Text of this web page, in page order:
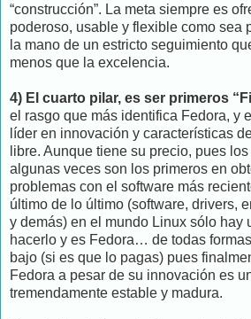
“construcción”. La meta siempre es
poderoso, usable y flexible como sea
la mano de un estricto seguimiento
menos que la excelencia.
4) El cuarto pilar, es ser primeros
el rasgo que más identifica Fedora, y
líder en innovación y características
libre. Aunque tiene su precio, pues
algunas veces son los primeros en
problemas con el software más
último de lo último (software, drivers,
y demás) en el mundo Linux sólo hay
hacerlo y es Fedora… de todas
bajo (si es que lo pagas) pues
Fedora a pesar de su innovación es
tremendamente estable y madura.